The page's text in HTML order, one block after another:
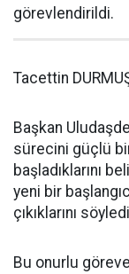
görevlendirildi.
Tacettin
Başkan
sürecini güçlü
başladıklarını
yeni bir
çıkıklarını
Bu onurlu